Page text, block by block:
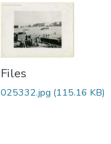
Files
025332.jpg (115.16 KB)